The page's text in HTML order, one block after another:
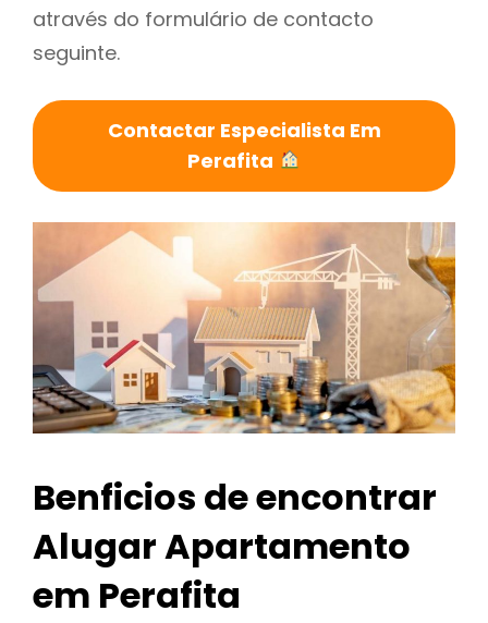
através do formulário de contacto
seguinte.
Contactar Especialista Em
Perafita
Benficios de encontrar
Alugar Apartamento
em Perafita